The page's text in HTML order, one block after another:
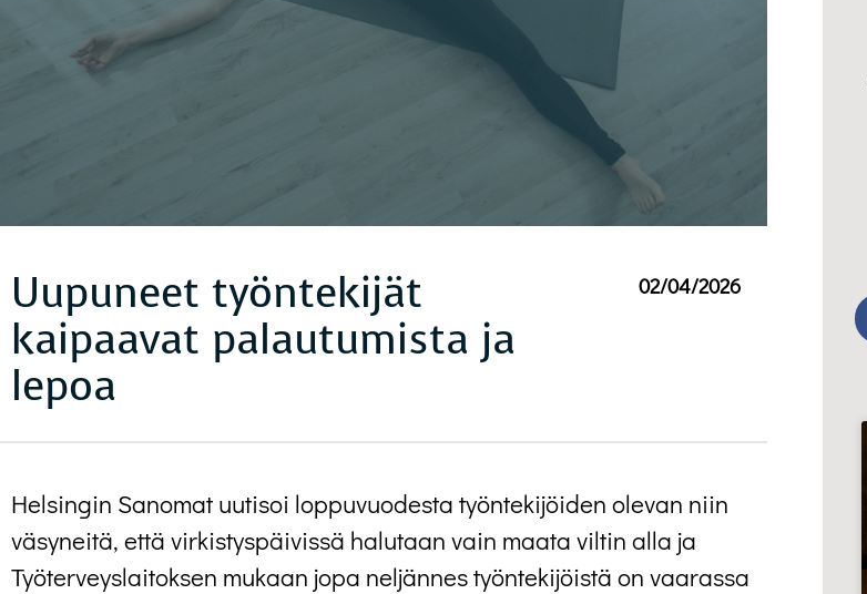
Uupuneet työntekijät
kaipaavat palautumista ja
lepoa
02/04/2026
Helsingin Sanomat uutisoi loppuvuodesta työntekijöiden olevan niin
väsyneitä, että virkistyspäivissä halutaan vain maata viltin alla ja
Työterveys­laitoksen mukaan jopa neljännes työntekijöistä on vaarassa